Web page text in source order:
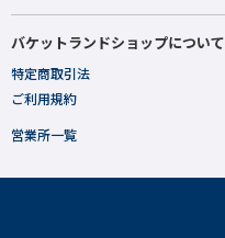
バケットランドショップについて
特定商取引法
ご利用規約
営業所一覧